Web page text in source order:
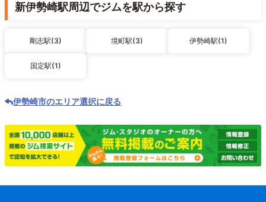
新伊勢崎駅周辺でジムを駅から探す
剛志駅(3) 境町駅(3) 伊勢崎駅(1)
国定駅(1)
伊勢崎市のエリア選択に戻る